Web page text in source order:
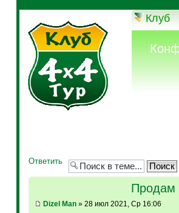
Клуб
Ответить
Продам
Dizel Man» 28 июл 2021, Ср 16:06